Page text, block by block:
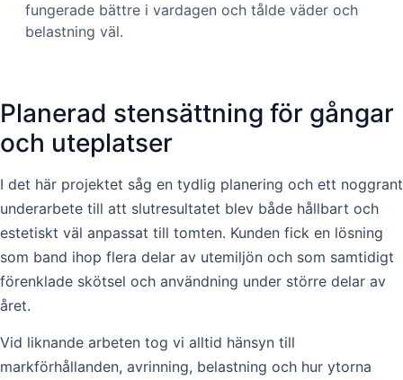
fungerade bättre i vardagen och tålde väder och
belastning väl.
Planerad stensättning för gångar
och uteplatser
I det här projektet såg en tydlig planering och ett noggrant
underarbete till att slutresultatet blev både hållbart och
estetiskt väl anpassat till tomten. Kunden fick en lösning
som band ihop flera delar av utemiljön och som samtidigt
förenklade skötsel och användning under större delar av
året.
Vid liknande arbeten tog vi alltid hänsyn till
markförhållanden, avrinning, belastning och hur ytorna